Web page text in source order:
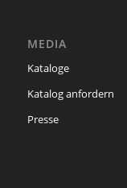
MEDIA
Kataloge
Katalog anfordern
Presse